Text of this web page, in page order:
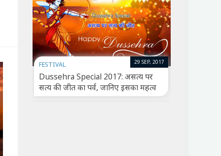
FESTIVAL
Dussehra Special 2017: असत्‍य पर
सत्‍य की जीत का पर्व, जानिए इसका महत्व
29 SEP, 2017